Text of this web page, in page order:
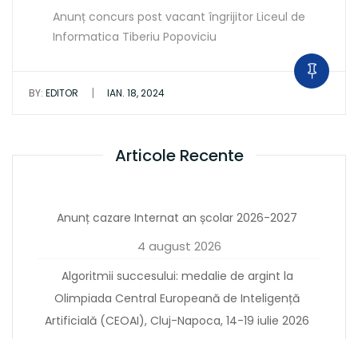
Anunț concurs post vacant îngrijitor Liceul de
Informatica Tiberiu Popoviciu
BY: EDITOR | IAN. 18, 2024
Articole Recente
Anunț cazare Internat an școlar 2026-2027
4 august 2026
Algoritmii succesului: medalie de argint la
Olimpiada Central Europeană de Inteligență
Artificială (CEOAI), Cluj-Napoca, 14-19 iulie 2026